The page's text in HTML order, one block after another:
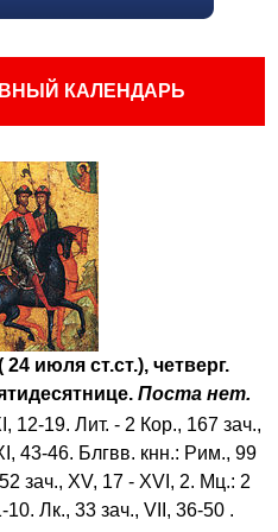
КАЛЕНДАРЬ
24 июля ст.ст.), четверг.
Поста нет.
12-19. Лит. - 2 Кор., 167 зач.,
43-46. Блгвв. кнн.: Рим., 99
зач., XV, 17 - XVI, 2. Мц.: 2
10. Лк., 33 зач., VII, 36-50 .